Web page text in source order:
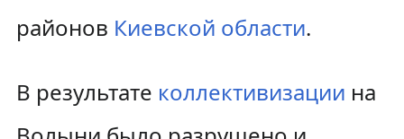
районов Киевской области.
В результате коллективизации на